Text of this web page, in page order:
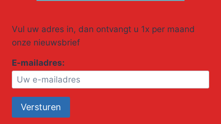
Vul uw adres in, dan ontvangt u 1x per maand
onze nieuwsbrief
E-mailadres: